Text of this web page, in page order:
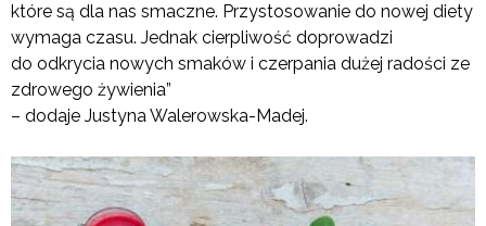
które są dla nas smaczne. Przystosowanie do nowej diety
wymaga czasu. Jednak cierpliwość doprowadzi
do odkrycia nowych smaków i czerpania dużej radości ze
zdrowego żywienia”
– dodaje Justyna Walerowska-Madej.